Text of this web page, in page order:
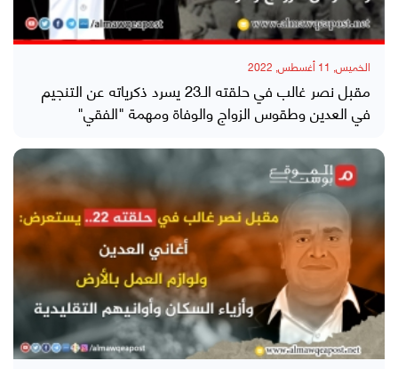
الخميس, 11 أغسطس, 2022
مقبل نصر غالب في حلقته الـ23 يسرد ذكرياته عن التنجيم
في العدين وطقوس الزواج والوفاة ومهمة "الفقي"